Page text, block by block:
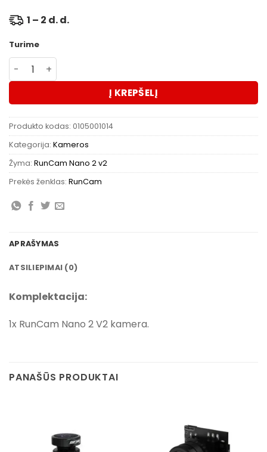
1 – 2 d. d.
Turime
produkto kiekis: RunCam Nano 2 atsarginė kamera
Į KREPŠELĮ
Produkto kodas: 0105001014
Kategorija: Kameros
Žyma: RunCam Nano 2 v2
Prekės ženklas: RunCam
APRAŠYMAS
ATSILIEPIMAI (0)
Komplektacija:
1x RunCam Nano 2 V2 kamera.
PANAŠŪS PRODUKTAI